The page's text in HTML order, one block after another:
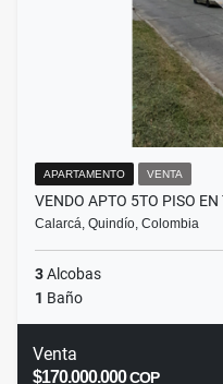
APARTAMENTO VENTA
VENDO APTO 5TO PISO
Calarcá, Quindío, Colombia
3Alcobas
1 Baño
Venta
$170.000.000COP